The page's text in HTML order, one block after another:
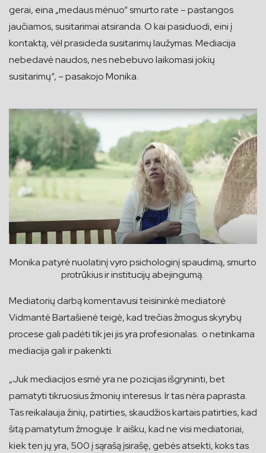
gerai, eina „medaus mėnuo“ smurto rate – pastangos
jaučiamos, susitarimai atsiranda. O kai pasiduodi, eini į
kontaktą, vėl prasideda susitarimų laužymas. Mediacija
nebedavė naudos, nes nebebuvo laikomasi jokių
susitarimų“, – pasakojo Monika.
Monika patyrė nuolatinį vyro psichologinį spaudimą, smurto
protrūkius ir institucijų abejingumą.
Mediatorių darbą komentavusi teisininkė mediatorė
Vidmantė Bartašienė teigė, kad trečias žmogus skyrybų
procese gali padėti tik jei jis yra profesionalas. o netinkama
mediacija gali ir pakenkti.
„Juk mediacijos esmė yra ne pozicijas išgryninti, bet
pamatyti tikruosius žmonių interesus. Ir tas nėra paprasta.
Tas reikalauja žinių, patirties, skaudžios kartais patirties, kad
šitą pamatytum žmoguje. Ir aišku, kad ne visi mediatoriai,
kiek ten jų yra, 500 į sąrašą įsirašę, gebės atsekti, koks tas